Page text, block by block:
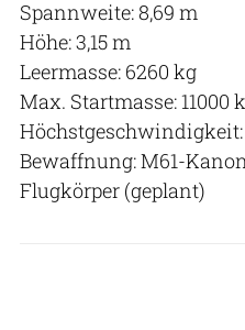
Spannweite: 8,69 m
Höhe: 3,15 m
Leermasse: 6260 kg
Max. Startmasse: 11000
Höchstgeschwindigkeit:
Bewaffnung: M61-
Flugkörper (geplant)